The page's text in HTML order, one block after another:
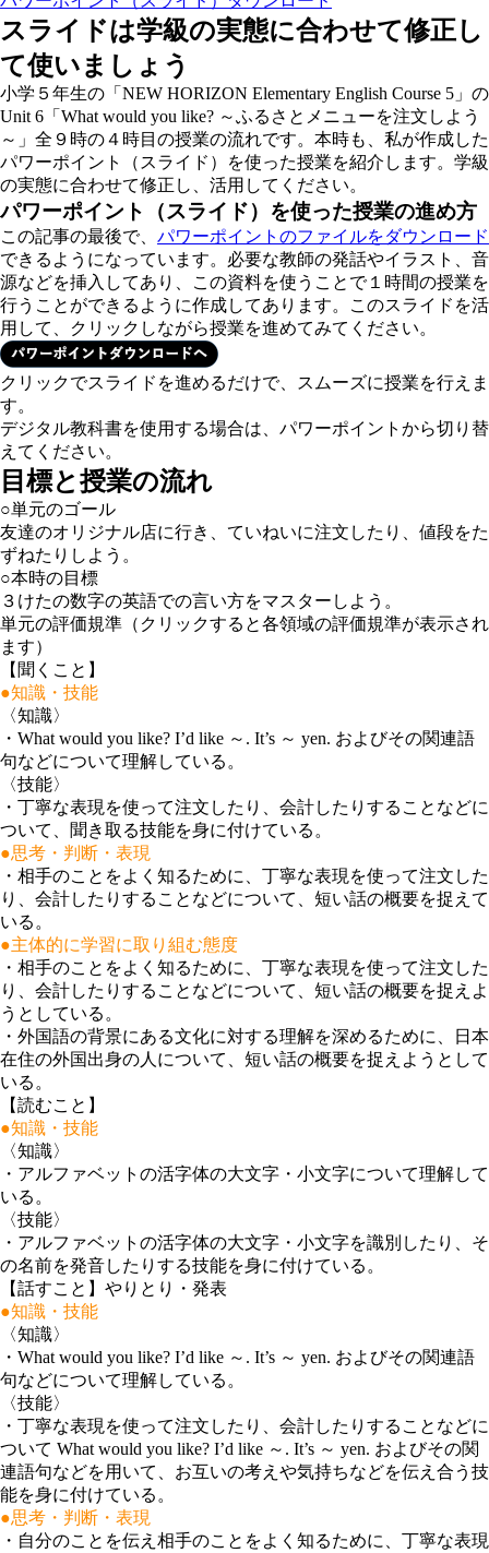
スライドは学級の実態に合わせて修正し
て使いましょう
小学５年生の「NEW HORIZON Elementary English Course 5」の
Unit 6「 What would you like? ～ふるさとメニューを注文しよう
～」全９時の４時目の授業の流れです。本時も、私が作成した
パワーポイント（スライド）を使った授業を紹介します。学級
の実態に合わせて修正し、活用してください。
パワーポイント（スライド）を使った授業の進め方
この記事の最後で、 パワーポイントのファイルをダウンロード
できるようになっています。必要な教師の発話やイラスト、音
源などを挿入してあり、この資料を使うことで１時間の授業を
行うことができるように作成してあります。このスライドを活
用して、クリックしながら授業を進めてみてください。
クリックでスライドを進めるだけで、スムーズに授業を行えま
す。
デジタル教科書を使用する場合は、パワーポイントから切り替
えてください。
目標と授業の流れ
○単元のゴール
友達のオリジナル店に行き、ていねいに注文したり、値段をた
ずねたりしよう。
○本時の目標
３けたの数字の英語での言い方をマスターしよう。
単元の評価規準（クリックすると各領域の評価規準が表示され
ます）
【聞くこと】
●知識・技能
〈知識〉
・ What would you like? I’d like ～. It’s ～ yen. およびその関連語
句などについて理解している。
〈技能〉
・ 丁寧な表現を使って注文したり、会計したりすることなどに
ついて、聞き取る技能を身に付けている。
●思考・判断・表現
・ 相手のことをよく知るために、丁寧な表現を使って注文した
り、会計したりすることなどについて、短い話の概要を捉えて
いる。
●主体的に学習に取り組む態度
・ 相手のことをよく知るために、丁寧な表現を使って注文した
り、会計したりすることなどについて、短い話の概要を捉えよ
うとしている。
・ 外国語の背景にある文化に対する理解を深めるために、日本
在住の外国出身の人について、短い話の概要を捉えようとして
いる。
【読むこと】
●知識・技能
〈知識〉
・ アルファベットの活字体の大文字・小文字について理解して
いる。
〈技能〉
・ アルファベットの活字体の大文字・小文字を識別したり、そ
の名前を発音したりする技能を身に付けている。
【話すこと】やりとり・発表
●知識・技能
〈知識〉
・ What would you like? I’d like ～. It’s ～ yen. およびその関連語
句などについて理解している。
〈技能〉
・ 丁寧な表現を使って注文したり、会計したりすることなどに
ついて What would you like? I’d like ～. It’s ～ yen. およびその関
連語句などを用いて、お互いの考えや気持ちなどを伝え合う技
能を身に付けている。
●思考・判断・表現
・ 自分のことを伝え相手のことをよく知るために、丁寧な表現